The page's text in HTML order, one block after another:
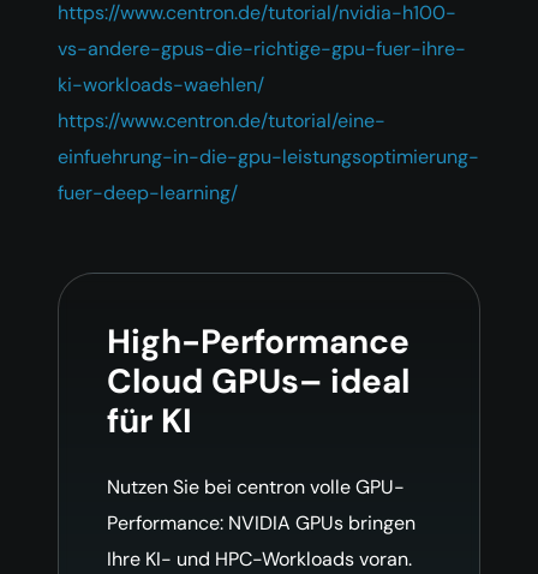
https://www.centron.de/tutorial/nvidia-h100-
vs-andere-gpus-die-richtige-gpu-fuer-ihre-
ki-workloads-waehlen/
https://www.centron.de/tutorial/eine-
einfuehrung-in-die-gpu-leistungsoptimierung-
fuer-deep-learning/
High-Performance
Cloud GPUs– ideal
für KI
Nutzen Sie bei centron volle GPU-
Performance: NVIDIA GPUs bringen
Ihre KI- und HPC-Workloads voran.